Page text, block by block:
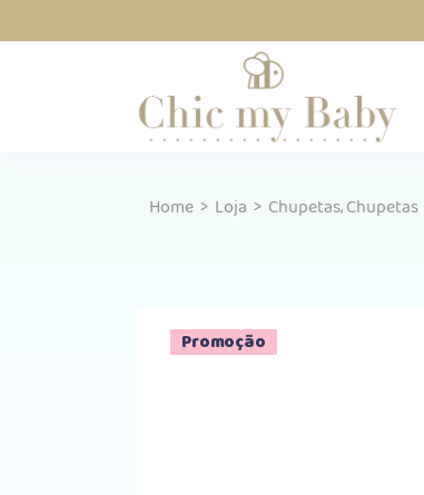
Home > Loja > Chupetas,Chupetas
Promoção